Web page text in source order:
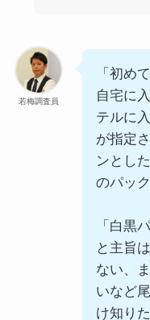
若梅調査員
「初め
自宅に
テルに
が指定
ンとし
のパック
「白黒
と主旨
ない、
いなど
け知り